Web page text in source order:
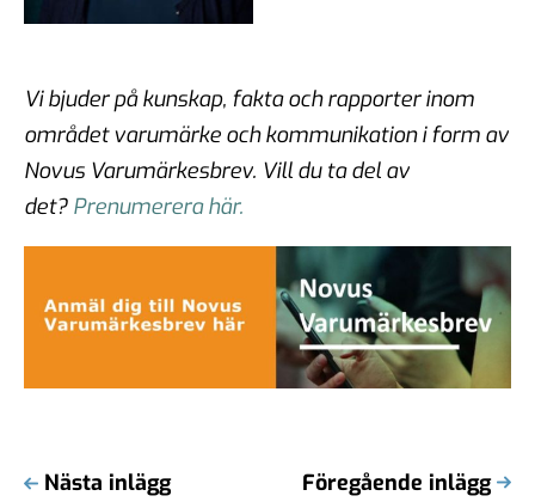
Vi bjuder på kunskap, fakta och rapporter inom
området varumärke och kommunikation i form av
Novus Varumärkesbrev. Vill du ta del av
det? Prenumerera här.
Nästa inlägg Föregående inlägg